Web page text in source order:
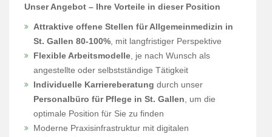
Unser Angebot – Ihre Vorteile in dieser Position
Attraktive offene Stellen für Allgemeinmedizin in
St. Gallen 80-100% , mit langfristiger Perspektive
Flexible Arbeitsmodelle , je nach Wunsch als
angestellte oder selbstständige Tätigkeit
Individuelle Karriereberatung durch unser
Personalbüro für Pflege in St. Gallen , um die
optimale Position für Sie zu finden
Moderne Praxisinfrastruktur mit digitalen